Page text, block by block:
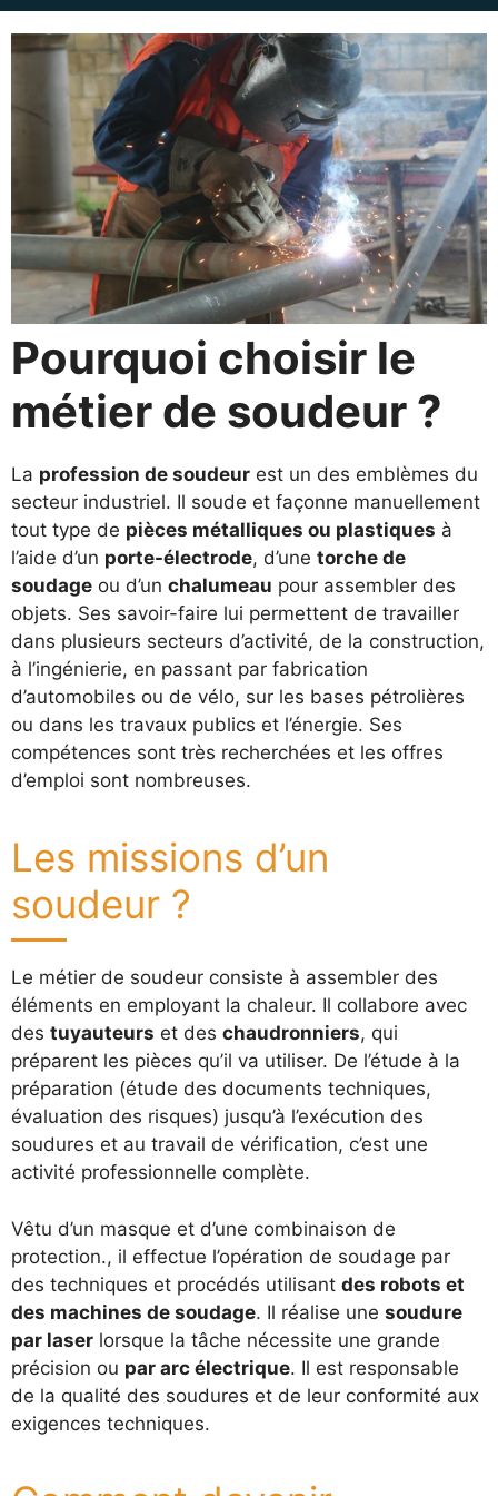
Pourquoi choisir le
métier de soudeur ?
La profession de soudeur est un des emblèmes du
secteur industriel. Il soude et façonne manuellement
tout type de pièces métalliques ou plastiques à
l’aide d’un porte-électrode, d’une torche de
soudage ou d’un chalumeau pour assembler des
objets. Ses savoir-faire lui permettent de travailler
dans plusieurs secteurs d’activité, de la construction,
à l’ingénierie, en passant par fabrication
d’automobiles ou de vélo, sur les bases pétrolières
ou dans les travaux publics et l’énergie. Ses
compétences sont très recherchées et les offres
d’emploi sont nombreuses.
Les missions d’un
soudeur ?
Le métier de soudeur consiste à assembler des
éléments en employant la chaleur. Il collabore avec
des tuyauteurs et des chaudronniers, qui
préparent les pièces qu’il va utiliser. De l’étude à la
préparation (étude des documents techniques,
évaluation des risques) jusqu’à l’exécution des
soudures et au travail de vérification, c’est une
activité professionnelle complète.
Vêtu d’un masque et d’une combinaison de
protection., il effectue l’opération de soudage par
des techniques et procédés utilisant des robots et
des machines de soudage. Il réalise une soudure
par laser lorsque la tâche nécessite une grande
précision ou par arc électrique. Il est responsable
de la qualité des soudures et de leur conformité aux
exigences techniques.